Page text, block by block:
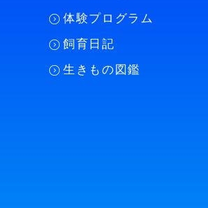
体験プログラム
飼育日記
生きもの図鑑